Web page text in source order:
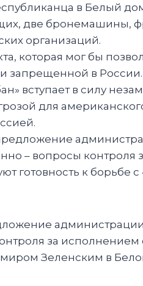
в Белый
две бронемашины,
организаций.
которая мог бы
запрещенной в России.
вступает в силу
для
– вопросы контроля
готовность к
администрации
за
Зеленским в